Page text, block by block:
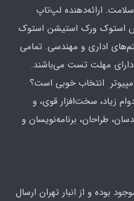
ارائه‌دهنده لپ‌تاپ
استوک ورک استیشن استوک
اداری و مهندسی. تمامی
مهلت تست می‌باشند.
انتخاب خوبی است؟
زیاد، سخت‌افزار قوی، و
طراحان، برنامه‌نویسان و
بوده و از انبار تهران ارسال